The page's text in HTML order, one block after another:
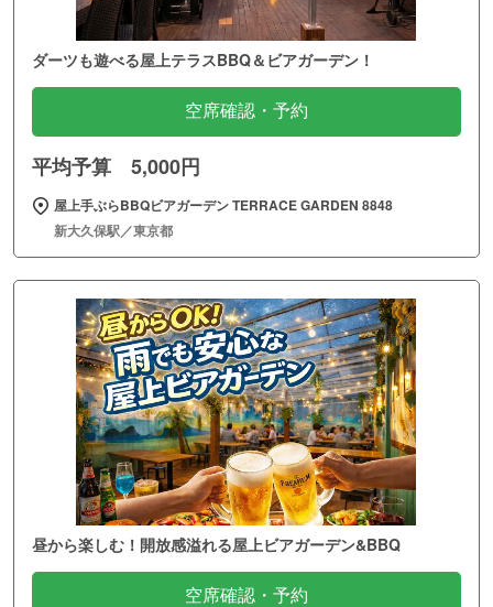
ダーツも遊べる屋上テラスBBQ＆ビアガーデン！
空席確認・予約
平均予算 5,000円
屋上手ぶらBBQビアガーデン TERRACE GARDEN 8848
新大久保駅／東京都
昼から楽しむ！開放感溢れる屋上ビアガーデン&BBQ
空席確認・予約